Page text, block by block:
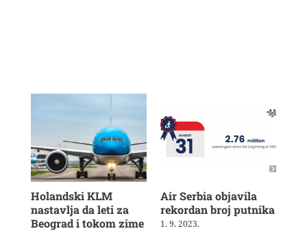
Holandski KLM
nastavlja da leti za
Beograd i tokom zime
Air Serbia objavila
rekordan broj putnika
1. 9. 2023.